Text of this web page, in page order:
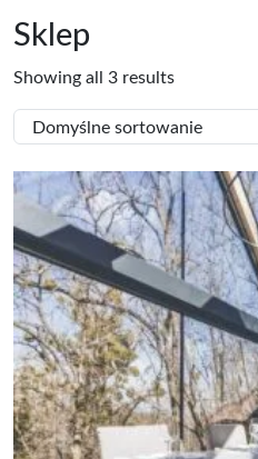
Sklep
Showing all 3 results